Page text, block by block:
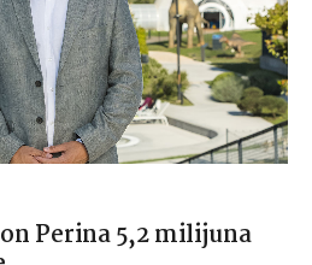
Perina 5,2 milijuna